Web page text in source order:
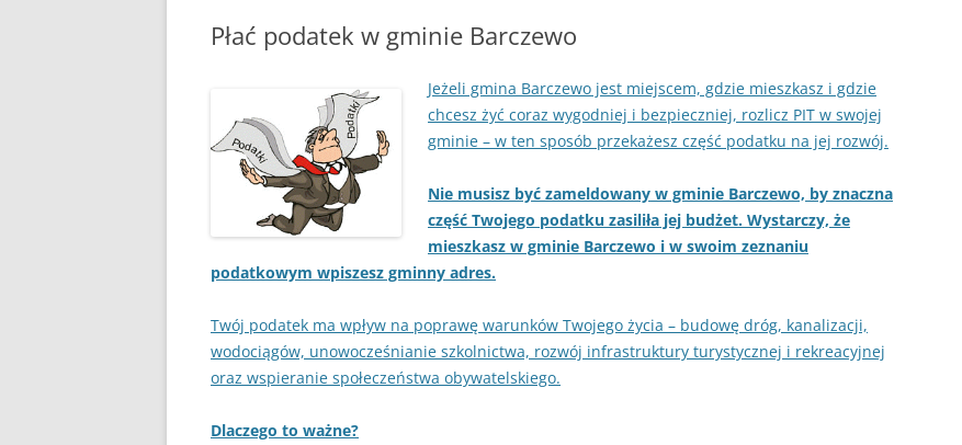
POPRZEDNIA STRONA
Płać podatek w gminie Barczewo
Jeżeli gmina Barczewo jest miejscem, gdzie mieszkasz i gdzie
chcesz żyć coraz wygodniej i bezpieczniej, rozlicz PIT w swojej
gminie – w ten sposób przekażesz część podatku na jej rozwój.
Nie musisz być zameldowany w gminie Barczewo, by znaczna
część Twojego podatku zasiliła jej budżet. Wystarczy, że
mieszkasz w gminie Barczewo i w swoim zeznaniu
podatkowym wpiszesz gminny adres.
Twój podatek ma wpływ na poprawę warunków Twojego życia – budowę dróg, kanalizacji,
wodociągów, unowocześnianie szkolnictwa, rozwój infrastruktury turystycznej i rekreacyjnej
oraz wspieranie społeczeństwa obywatelskiego.
Dlaczego to ważne?